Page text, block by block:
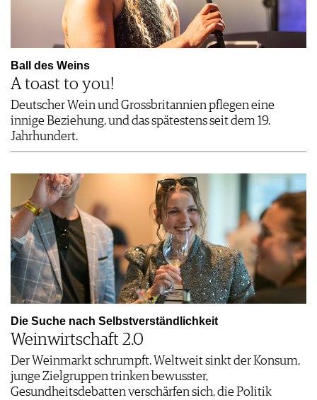
Ball des Weins
A toast to you!
Deutscher Wein und Grossbritannien pflegen eine
innige Beziehung, und das spätestens seit dem 19.
Jahrhundert.
Die Suche nach Selbstverständlichkeit
Weinwirtschaft 2.0
Der Weinmarkt schrumpft. Weltweit sinkt der Konsum,
junge Zielgruppen trinken bewusster,
Gesundheitsdebatten verschärfen sich, die Politik